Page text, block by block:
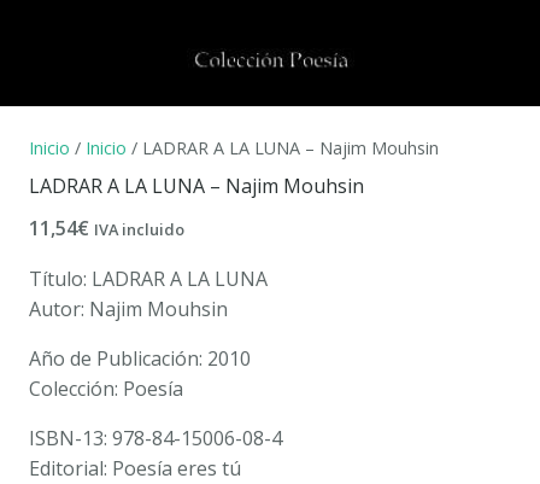
Inicio / Inicio / LADRAR A LA LUNA – Najim Mouhsin
LADRAR A LA LUNA – Najim Mouhsin
11,54€ IVA incluido
Título: LADRAR A LA LUNA
Autor: Najim Mouhsin
Año de Publicación: 2010
Colección: Poesía
ISBN-13: 978-84-15006-08-4
Editorial: Poesía eres tú